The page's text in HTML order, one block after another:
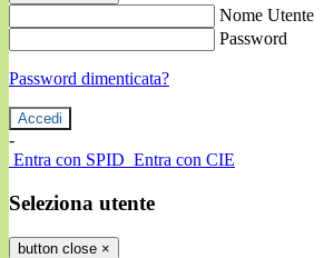
Nome Utente
Password
Password dimenticata?
-
Entra con SPID Entra con CIE
Seleziona utente
button close ×